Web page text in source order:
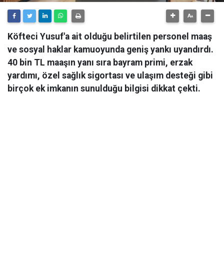
Köfteci Yusuf'a ait olduğu belirtilen personel maaş
ve sosyal haklar kamuoyunda geniş yankı uyandırdı.
40 bin TL maaşın yanı sıra bayram primi, erzak
yardımı, özel sağlık sigortası ve ulaşım desteği gibi
birçok ek imkanın sunulduğu bilgisi dikkat çekti.